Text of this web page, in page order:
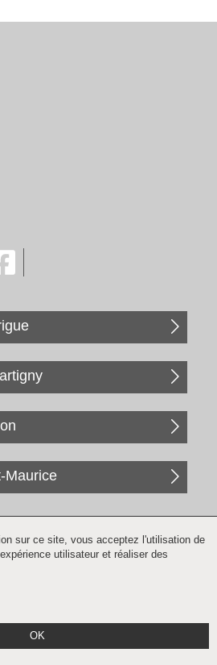
Maurice
sur ce site, vous acceptez l'utilisation de
utilisateur et réaliser des
OK